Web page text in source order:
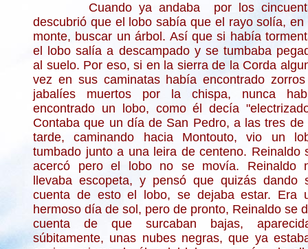
Cuando ya andaba por los
descubrió que el lobo sabía que el rayo solía, en
monte, buscar un árbol. Así que si había
el lobo salía a descampado y se tumbaba
al suelo. Por eso, si en la sierra de la Corda
vez en sus caminatas había encontrado
jabalíes muertos por la chispa, nunca
encontrado un lobo, como él decía
Contaba que un día de San Pedro, a las tres de
tarde, caminando hacia Montouto, vio un
tumbado junto a una leira de centeno. Reinaldo
acercó pero el lobo no se movía. Reinaldo
llevaba escopeta, y pensó que quizás dando
cuenta de esto el lobo, se dejaba estar. Era
hermoso día de sol, pero de pronto, Reinaldo se
cuenta de que surcaban bajas,
súbitamente, unas nubes negras, que ya